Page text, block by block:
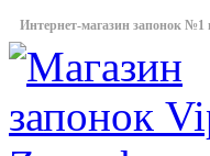
Интернет-магазин запонок №1